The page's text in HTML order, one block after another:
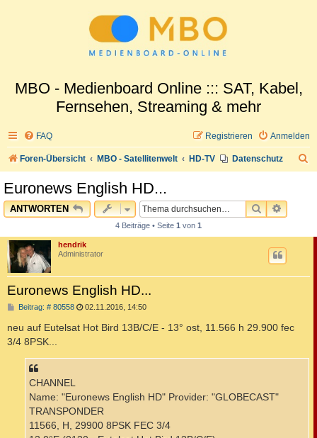
MBO - Medienboard Online ::: SAT, Kabel,
Fernsehen, Streaming & mehr
FAQ Anmelden
Registrieren
Foren-Übersicht MBO - Satellitenwelt HD-TV Datenschutz
Euronews English HD...
ANTWORTEN SUCHE
4 Beiträge • Seite 1 von 1
hendrik
Administrator
Euronews English HD...
Beitrag: # 80558B
i
t
g
02.11.2016, 14:50
neu auf Eutelsat Hot Bird 13B/C/E - 13° ost, 11.566 h 29.900 fec
3/4 8PSK...
CHANNEL
Name: "Euronews English HD" Provider: "GLOBECAST"
TRANSPONDER
11566, H, 29900 8PSK FEC 3/4